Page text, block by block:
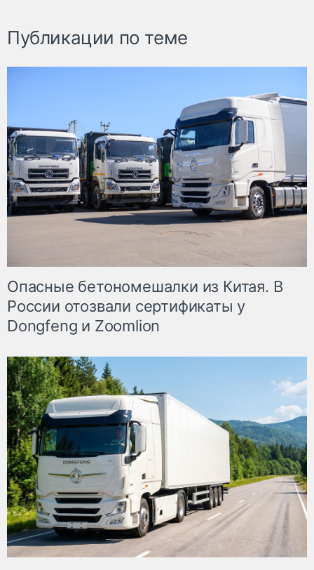
Публикации по теме
Опасные бетономешалки из Китая. В
России отозвали сертификаты у
Dongfeng и Zoomlion